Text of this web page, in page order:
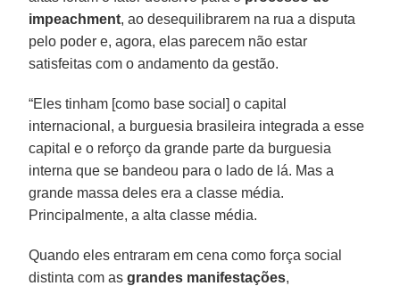
impeachment, ao desequilibrarem na rua a disputa
pelo poder e, agora, elas parecem não estar
satisfeitas com o andamento da gestão.
“Eles tinham [como base social] o capital
internacional, a burguesia brasileira integrada a esse
capital e o reforço da grande parte da burguesia
interna que se bandeou para o lado de lá. Mas a
grande massa deles era a classe média.
Principalmente, a alta classe média.
Quando eles entraram em cena como força social
distinta com asgrandes manifestações,